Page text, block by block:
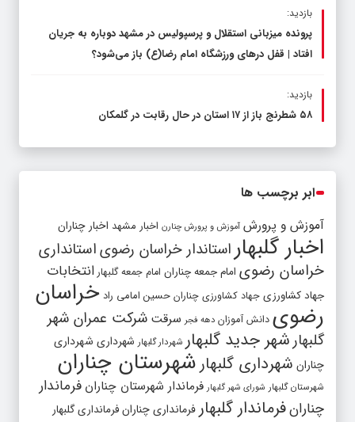
بازدید:
پرونده میزبانی استقلال و پرسپولیس در مشهد دوباره به جریان
افتاد | قفل در‌های ورزشگاه امام رضا(ع) باز می‌شود؟
بازدید:
۵۸ شطرنج‌ باز از ۱۷ استان در حال رقابت در گلمکان
ابر برچسب ها
آموزش و پرورش آموزش و پرورش چنارن اخبار مشهد اخبار چناران
اخبار گلبهار استاندار خراسان رضویاستانداری
خراسان رضوی امام جمعه چناران امام جمعه گلبهار انتخابات
جهاد کشاورزی جهاد کشاورزی چناران حسین امامی راد خراسان
رضوی دانش آموزان دهه فجر سرقت شرکت عمران شهر
گلبهارشهر جدید گلبهار شهردار گلبهار شهرداری شهرداری
چناران شهرداری گلبهار شهرستان چناران
شهرستان گلبهار شورای شهر گلبهار فرماندار شهرستان چناران فرماندار
چنارانفرماندار گلبهار فرمانداری چنارانفرمانداری گلبهار